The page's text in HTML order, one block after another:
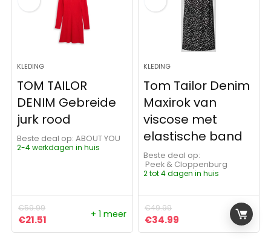
KLEDING
TOM TAILOR
DENIM Gebreide
jurk rood
Beste deal op:
ABOUT YOU
2-4 werkdagen in huis
€59.99
Oorspronkelijke prijs was: €59.99.
€21.51 Huidige prijs is: €21.51.
+ 1 meer
KLEDING
Tom Tailor Denim
Maxirok van
viscose met
elastische band
Beste deal op:
Peek & Cloppenburg
2 tot 4 dagen in huis
€49.99
Oorspronkelijke prijs
€34.99 Huidige prijs is: